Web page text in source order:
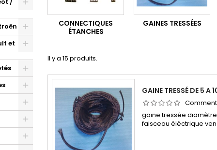
et
CONNECTIQUES
ÉTANCHES
GAINES TRESSÉES
Il y a 15 produits.
GAINE TRESSÉ DE 5 A
gaine tressée
faisceau élèctrique